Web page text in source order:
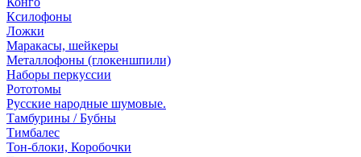
Ксилофоны
Ложки
Маракасы, шейкеры
Металлофоны (глокеншпили)
Наборы перкуссии
Рототомы
Русские народные шумовые.
Тамбурины / Бубны
Тимбалес
Тон-блоки, Коробочки